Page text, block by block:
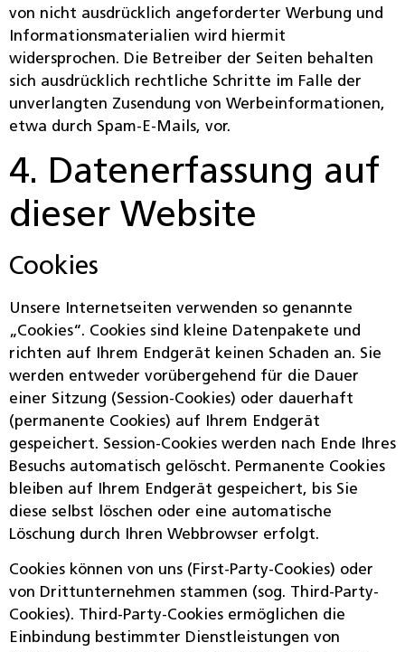
von nicht ausdrücklich angeforderter Werbung und
Informationsmaterialien wird hiermit
widersprochen. Die Betreiber der Seiten behalten
sich ausdrücklich rechtliche Schritte im Falle der
unverlangten Zusendung von Werbeinformationen,
etwa durch Spam-E-Mails, vor.
4. Datenerfassung auf
dieser Website
Cookies
Unsere Internetseiten verwenden so genannte
„Cookies“. Cookies sind kleine Datenpakete und
richten auf Ihrem Endgerät keinen Schaden an. Sie
werden entweder vorübergehend für die Dauer
einer Sitzung (Session-Cookies) oder dauerhaft
(permanente Cookies) auf Ihrem Endgerät
gespeichert. Session-Cookies werden nach Ende Ihres
Besuchs automatisch gelöscht. Permanente Cookies
bleiben auf Ihrem Endgerät gespeichert, bis Sie
diese selbst löschen oder eine automatische
Löschung durch Ihren Webbrowser erfolgt.
Cookies können von uns (First-Party-Cookies) oder
von Drittunternehmen stammen (sog. Third-Party-
Cookies). Third-Party-Cookies ermöglichen die
Einbindung bestimmter Dienstleistungen von